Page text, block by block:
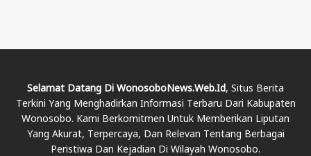
Selamat Datang Di WonosoboNews.web.id, Situs Berita
Terkini Yang Menghadirkan Informasi Terbaru Dari Kabupaten
Wonosobo. Kami Berkomitmen Untuk Memberikan Liputan
Yang Akurat, Terpercaya, Dan Relevan Tentang Berbagai
Peristiwa Dan Kejadian Di Wilayah Wonosobo.